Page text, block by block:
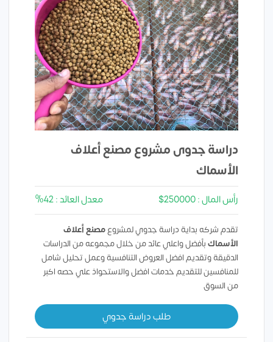
دراسة جدوى مشروع مصنع أعلاف
الأسماك
رأس المال : 250000$ معدل العائد : 42%
تقدم شركه بداية دراسة جدوي لمشروعمصنع أعلاف
الأسماكبأفضل واعلي عائد من خلال مجموعه من الدراسات
الدقيقة وتقديم افضل العروض التنافسية وعمل تحليل شامل
للمنافسين للتقديم خدمات افضل والاستحواذ علي حصه اكبر
من السوق
طلب دراسة جدوي